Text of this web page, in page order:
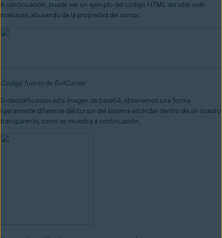
A continuación, puede ver un ejemplo del código HTML del sitio web
malicioso, abusando de la propiedad del cursor.
Código fuente de EvilCursor
Si decodificamos esta imagen de base64, obtenemos una forma
ligeramente diferente del cursor del sistema estándar dentro de un cuadro
transparente, como se muestra a continuación.